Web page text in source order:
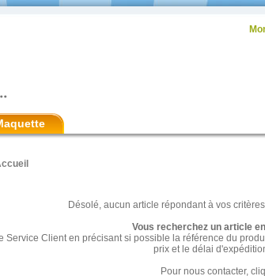
Désolé, aucun article répondant à vos
Vous recherchez un article
Service Client en précisant si possible la référence du
prix et le délai
Pour nous contacter,